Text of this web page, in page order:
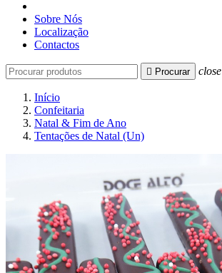
Sobre Nós
Localização
Contactos
 Procurar close
Início
Confeitaria
Natal & Fim de Ano
Tentações de Natal (Un)